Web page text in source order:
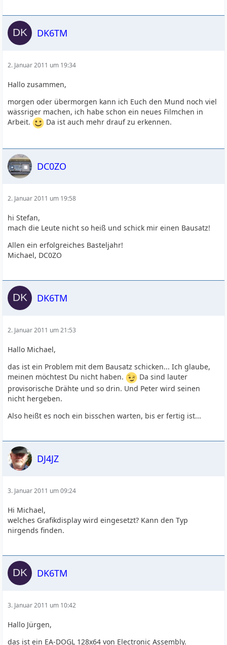
DK6TM
2. Januar 2011 um 19:34
Hallo zusammen,
morgen oder übermorgen kann ich Euch den Mund noch viel
wässriger machen, ich habe schon ein neues Filmchen in
Arbeit.
Da ist auch mehr drauf zu erkennen.
DC0ZO
2. Januar 2011 um 19:58
hi Stefan,
mach die Leute nicht so heiß und schick mir einen Bausatz!
Allen ein erfolgreiches Basteljahr!
Michael, DC0ZO
DK6TM
2. Januar 2011 um 21:53
Hallo Michael,
das ist ein Problem mit dem Bausatz schicken... Ich glaube,
meinen möchtest Du nicht haben.
Da sind lauter
provisorische Drähte und so drin. Und Peter wird seinen
nicht hergeben.
Also heißt es noch ein bisschen warten, bis er fertig ist...
DJ4JZ
3. Januar 2011 um 09:24
Hi Michael,
welches Grafikdisplay wird eingesetzt? Kann den Typ
nirgends finden.
DK6TM
3. Januar 2011 um 10:42
Hallo Jürgen,
das ist ein EA-DOGL 128x64 von Electronic Assembly.